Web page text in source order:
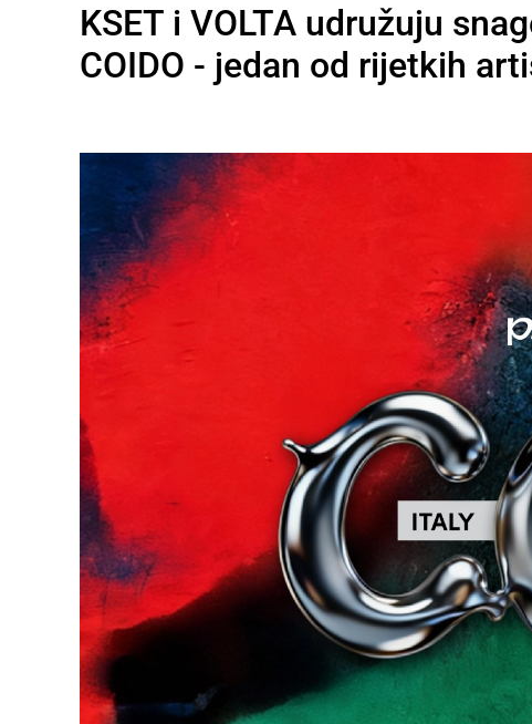
KSET i VOLTA udružuju
COIDO - jedan od rijetkih